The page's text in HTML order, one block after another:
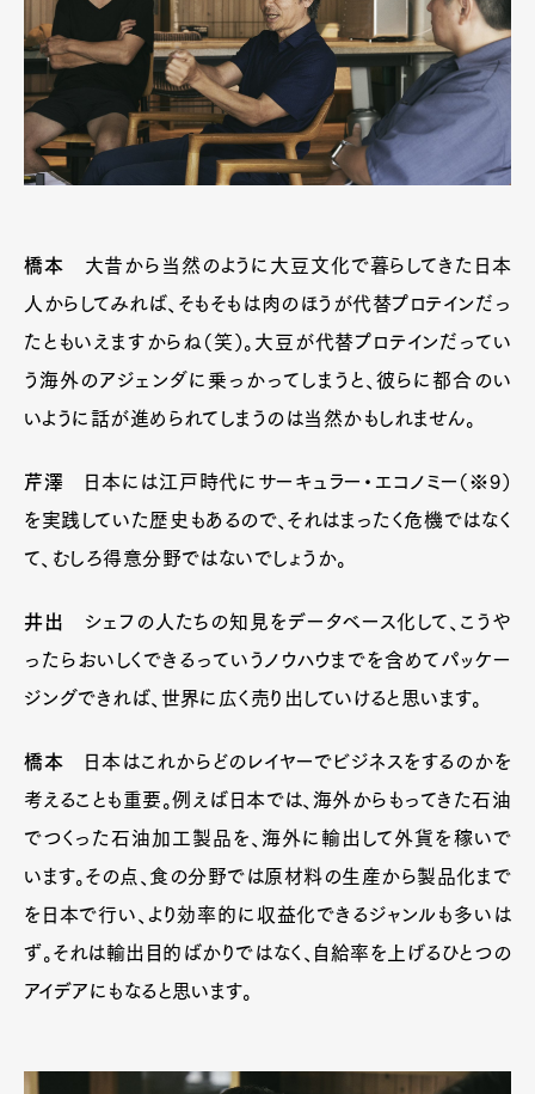
橋本 大昔から当然のように大豆文化で暮らしてきた日本
人からしてみれば、そもそもは肉のほうが代替プロテインだっ
たともいえますからね（笑）。大豆が代替プロテインだってい
う海外のアジェンダに乗っかってしまうと、彼らに都合のい
いように話が進められてしまうのは当然かもしれません。
芹澤 日本には江戸時代にサーキュラー・エコノミー（※9）
を実践していた歴史もあるので、それはまったく危機ではなく
て、むしろ得意分野ではないでしょうか。
井出
シェフの人たちの知見をデータベース化して、こうや
ったらおいしくできるっていうノウハウまでを含めてパッケー
ジングできれば、世界に広く売り出していけると思います。
橋本 日本はこれからどのレイヤーでビジネスをするのかを
考えることも重要。例えば日本では、海外からもってきた石油
でつくった石油加工製品を、海外に輸出して外貨を稼いで
います。その点、食の分野では原材料の生産から製品化まで
を日本で行い、より効率的に収益化できるジャンルも多いは
ず。それは輸出目的ばかりではなく、自給率を上げるひとつの
アイデアにもなると思います。